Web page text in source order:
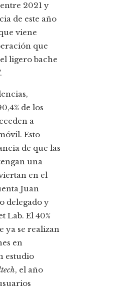
entre 2021 y
de este año
viene
que
ligero bache
de los
a
Esto
de que las
una
en el
Juan
delegado y
Lab. El 40%
ya se realizan
en
estudio
, el año